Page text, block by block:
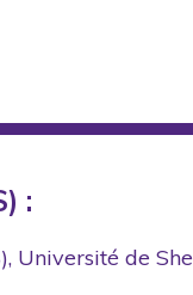
:
Université de